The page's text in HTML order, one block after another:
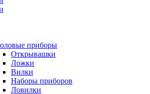
приборы
Открывашки
Ложки
Вилки
Наборы приборов
Ловилки